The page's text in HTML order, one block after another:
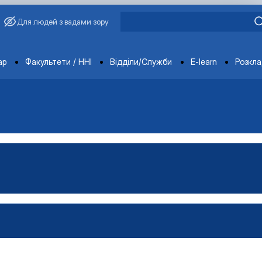
Для людей з вадами зору
Факультети / ННІ Відділи/Служби E-learn